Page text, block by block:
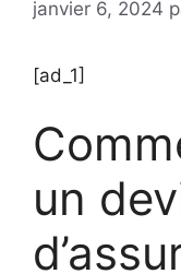
janvier 6, 2024
[ad_1]
un